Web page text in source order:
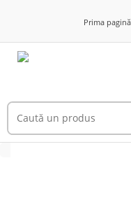
Prima pagină